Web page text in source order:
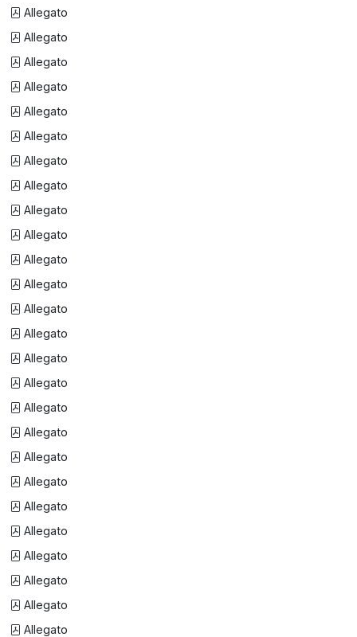
Allegato
Allegato
Allegato
Allegato
Allegato
Allegato
Allegato
Allegato
Allegato
Allegato
Allegato
Allegato
Allegato
Allegato
Allegato
Allegato
Allegato
Allegato
Allegato
Allegato
Allegato
Allegato
Allegato
Allegato
Allegato
Allegato